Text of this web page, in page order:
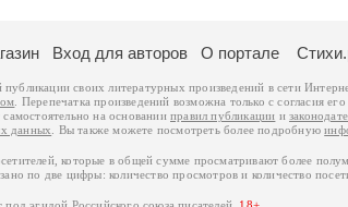
Вход для авторов О портале
своих литературных произведений в сети
. Перепечатка произведений возможна только с согласия
самостоятельно на основанииправил публикации и
данных . Вы также можете посмотреть более подробную
которые в общей сумме просматривают более
по две цифры: количество просмотров и количество